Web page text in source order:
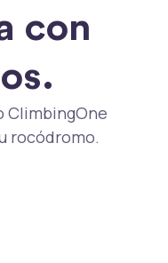
con
ClimbingOne
rocódromo.